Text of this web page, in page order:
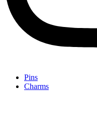
Pins
Charms